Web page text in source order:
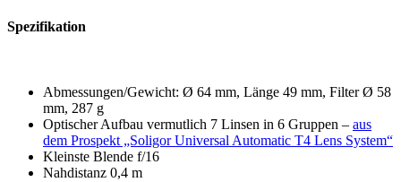
Spezifikation
Abmessungen/Gewicht: Ø 64 mm, Länge 49 mm, Filter Ø 58
mm, 287 g
Optischer Aufbau vermutlich 7 Linsen in 6 Gruppen – aus
dem Prospekt „Soligor Universal Automatic T4 Lens System“
Kleinste Blende f/16
Nahdistanz 0,4 m